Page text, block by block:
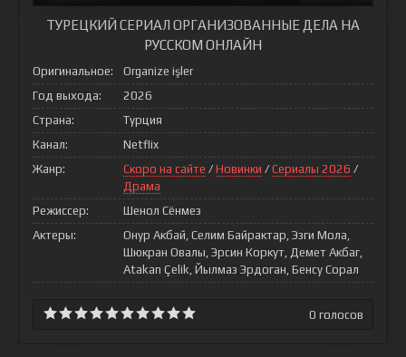
ТУРЕЦКИЙ СЕРИАЛ ОРГАНИЗОВАННЫЕ ДЕЛА НА
РУССКОМ ОНЛАЙН
Оригинальное:
Organize işler
Год выхода:
2026
Страна:
Турция
Канал:
Netflix
Жанр:
Скоро на сайте / Новинки / Сериалы 2026 /
Драма
Режиссер:
Шенол Сёнмез
Актеры:
Онур Акбай, Селим Байрактар, Эзги Мола,
Шюкран Овалы, Эрсин Коркут, Демет Акбаг,
Atakan Çelik, Йылмаз Эрдоган, Бенсу Сорал
0 голосов